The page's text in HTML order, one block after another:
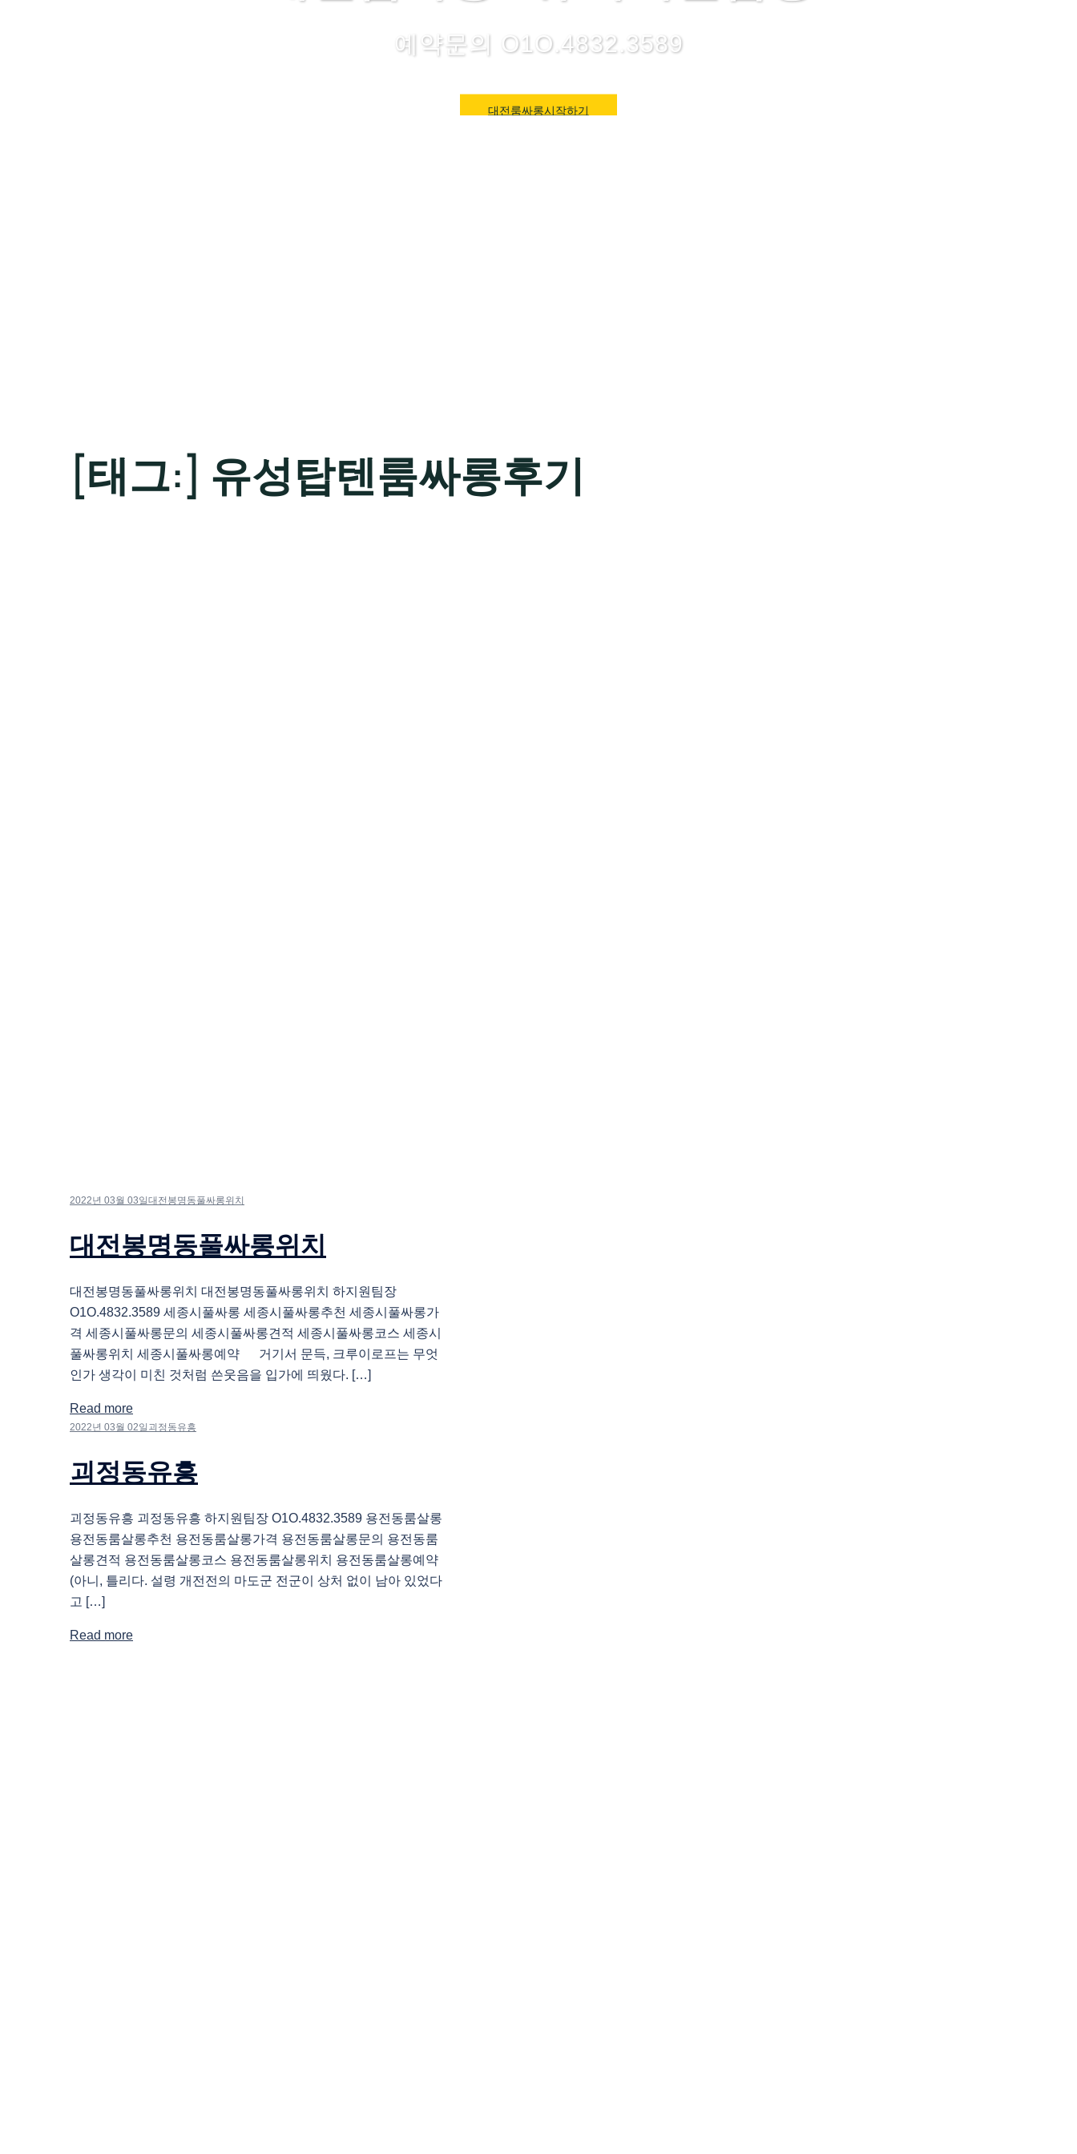
예약문의 O1O.4832.3589
대전룸싸롱시작하기
[태그:] 유성탑텐룸싸롱후기
2022년 03월 03일대전봉명동풀싸롱위치
대전봉명동풀싸롱위치
대전봉명동풀싸롱위치 대전봉명동풀싸롱위치 하지원팀장
O1O.4832.3589 세종시풀싸롱 세종시풀싸롱추천 세종시풀싸롱가
격 세종시풀싸롱문의 세종시풀싸롱견적 세종시풀싸롱코스 세종시
풀싸롱위치 세종시풀싸롱예약 거기서 문득, 크루이로프는 무엇
인가 생각이 미친 것처럼 쓴웃음을 입가에 띄웠다. […]
Read more
2022년 03월 02일 괴정동유흥
괴정동유흥
괴정동유흥 괴정동유흥 하지원팀장 O1O.4832.3589 용전동룸살롱
용전동룸살롱추천 용전동룸살롱가격 용전동룸살롱문의 용전동룸
살롱견적 용전동룸살롱코스 용전동룸살롱위치 용전동룸살롱예약
(아니, 틀리다. 설령 개전전의 마도군 전군이 상처 없이 남아 있었다
고 […]
Read more